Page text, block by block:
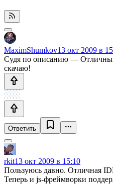
MaximShumkov13 окт 2009 в
Судя по описанию —
скачаю!
Ответить
rkit13 окт 2009 в 15:10
Пользуюсь давно. Отличная
Теперь и js-фреймворки